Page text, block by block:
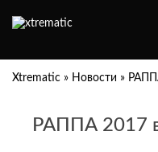
Xtrematic » Новости »
РАППА 2017